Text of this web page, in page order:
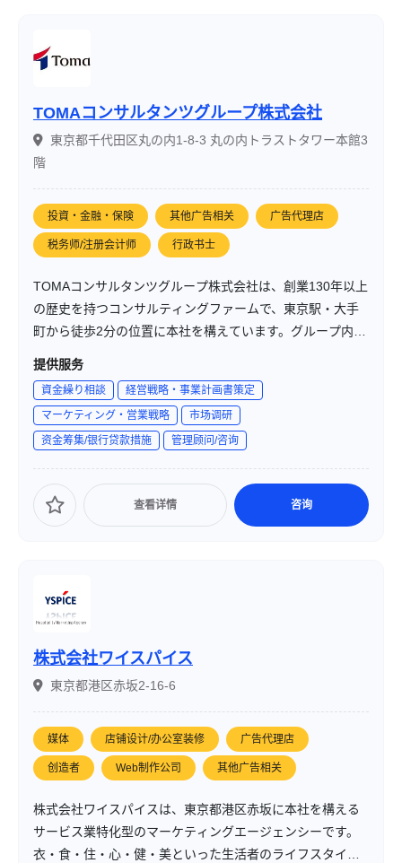
TOMAコンサルタンツグループ株式会社
東京都千代田区丸の内1-8-3 丸の内トラストタワー本館3
階
投資・金融・保険 其他广告相关 广告代理店
税务师/注册会计师 行政书士
TOMAコンサルタンツグループ株式会社は、創業130年以上
の歴史を持つコンサルティングファームで、東京駅・大手
町から徒歩2分の位置に本社を構えています。グループ内に
は、税理士法人、社会保険労務士法人、行政書士法人な
トップで解決しています。「人」「組織」「幸せ」を創造
する「価値提供業」として、100年企業づくりを支援してい
ます。
提供服务
資金繰り相談
経営戦略・事業計画書策定
マーケティング・営業戦略
市场调研
资金筹集/银行贷款措施
管理顾问/咨询
查看详情 咨询
株式会社ワイスパイス
東京都港区赤坂2-16-6
媒体 店铺设计/办公室装修 广告代理店
创造者 Web制作公司 其他广告相关
株式会社ワイスパイスは、東京都港区赤坂に本社を構える
サービス業特化型のマーケティングエージェンシーです。
衣・食・住・心・健・美といった生活者のライフスタイル